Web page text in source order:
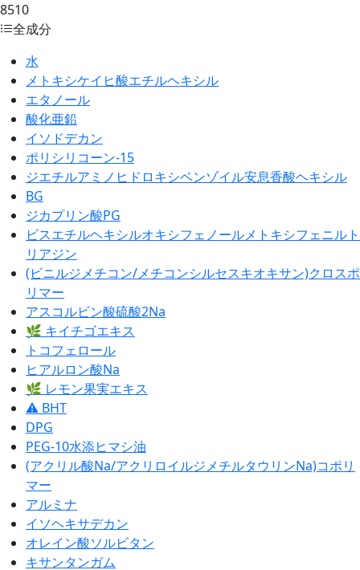
8510
全成分
水
メトキシケイヒ酸エチルヘキシル
エタノール
酸化亜鉛
イソドデカン
ポリシリコーン-15
ジエチルアミノヒドロキシベンゾイル安息香酸ヘキシル
BG
ジカプリン酸PG
ビスエチルヘキシルオキシフェノールメトキシフェニルト
リアジン
(ビニルジメチコン/メチコンシルセスキオキサン)クロスポ
リマー
アスコルビン酸硫酸2Na
🌿 キイチゴエキス
トコフェロール
ヒアルロン酸Na
🌿 レモン果実エキス
⚠ BHT
DPG
PEG-10水添ヒマシ油
(アクリル酸Na/アクリロイルジメチルタウリンNa)コポリ
マー
アルミナ
イソヘキサデカン
オレイン酸ソルビタン
キサンタンガム